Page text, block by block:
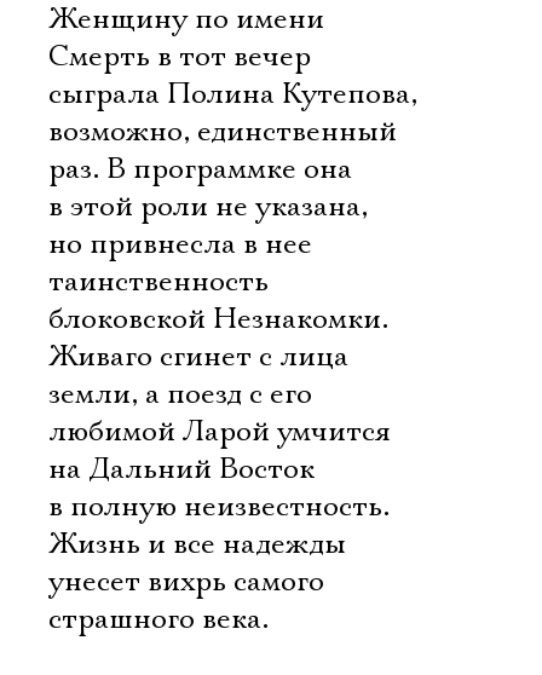
Женщину по имени
Смерть в тот вечер
сыграла Полина Кутепова,
возможно, единственный
раз. В программке она
в этой роли не указана,
но привнесла в нее
таинственность
блоковской Незнакомки.
Живаго сгинет с лица
земли, а поезд с его
любимой Ларой умчится
на Дальний Восток
в полную неизвестность.
Жизнь и все надежды
унесет вихрь самого
страшного века.